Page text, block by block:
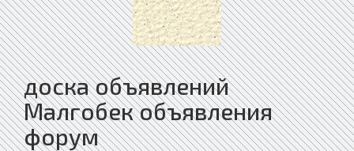
доска объявлений
Малгобек объявления
форум